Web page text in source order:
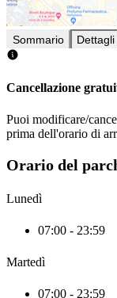
Sommario Dettagli
Cancellazione
Puoi modificare/
prima dell'orario di
Orario del
Lunedì
07:00 - 23:59
Martedì
07:00 - 23:59